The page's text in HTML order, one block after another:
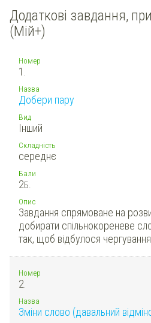
Додаткові завдання,
(Мій+)
Номер
1.
Назва
Добери пару
Вид
Інший
Складність
середнє
Бали
2Б.
Опис
Завдання спрямоване на
добирати спільнокореневе
так, щоб відбулося
Номер
2.
Назва
Зміни слово (давальний